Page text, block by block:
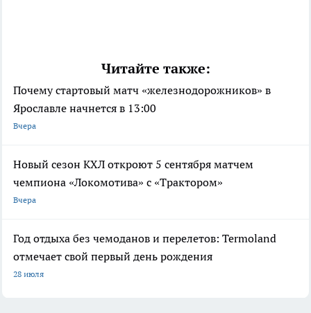
Читайте также:
Почему стартовый матч «железнодорожников» в
Ярославле начнется в 13:00
Вчера
Новый сезон КХЛ откроют 5 сентября матчем
чемпиона «Локомотива» с «Трактором»
Вчера
Год отдыха без чемоданов и перелетов: Termoland
отмечает свой первый день рождения
28 июля